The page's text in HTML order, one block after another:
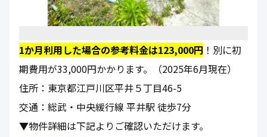
1か月利用した場合の参考料金は123,000円 ！別に初
期費用が33,000円かかります。（2025年6月現在）
住所：東京都江戸川区平井５丁目46-5
交通：総武・中央緩行線 平井駅 徒歩7分
▼物件詳細は下記よりご確認いただけます。